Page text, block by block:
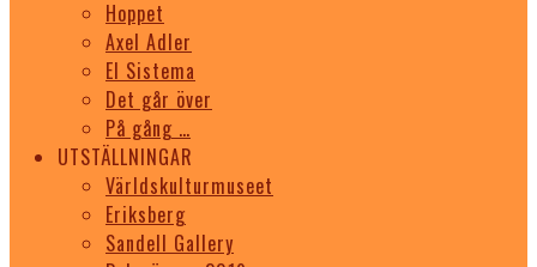
Hoppet
Axel Adler
El Sistema
Det går över
På gång …
UTSTÄLLNINGAR
Världskulturmuseet
Eriksberg
Sandell Gallery